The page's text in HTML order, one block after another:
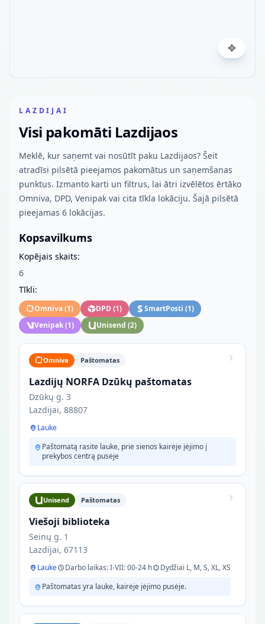
LAZDIJAI
Visi pakomāti Lazdijaos
Meklē, kur saņemt vai nosūtīt paku Lazdijaos? Šeit
atradīsi pilsētā pieejamos pakomātus un saņemšanas
punktus. Izmanto karti un filtrus, lai ātri izvēlētos ērtāko
Omniva, DPD, Venipak vai cita tīkla lokāciju. Šajā pilsētā
pieejamas 6 lokācijas.
Kopsavilkums
Kopējais skaits:
6
Tīkli:
Omniva(1) DPD(1) SmartPosti (1)
Venipak(1) Unisend (2)
Omniva Paštomatas
Lazdijų NORFA Dzūkų paštomatas
Dzūkų g. 3
Lazdijai, 88807
Lauke
Paštomatą rasite lauke, prie sienos kairėje įėjimo į
prekybos centrą pusėje
Unisend Paštomatas
Viešoji biblioteka
Seinų g. 1
Lazdijai, 67113
Lauke Darbo laikas: I-VII: 00-24 h
Dydžiai L, M, S, XL, XS
Paštomatas yra lauke, kairėje įėjimo pusėje.